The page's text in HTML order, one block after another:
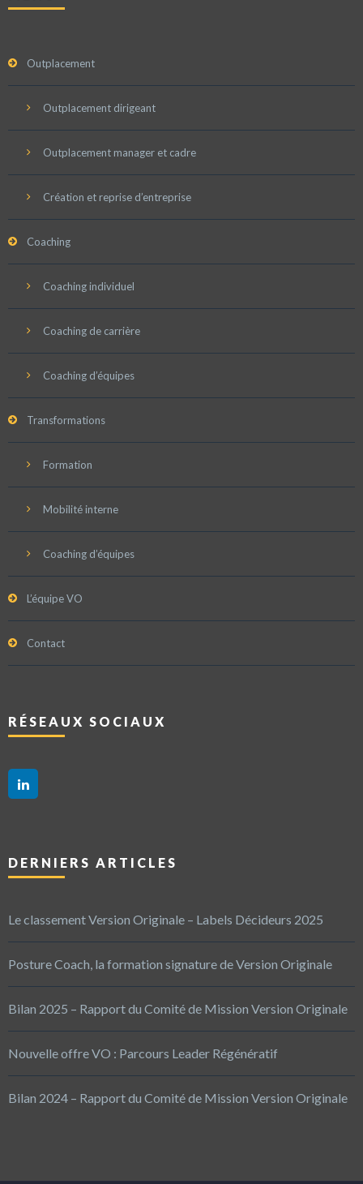
Outplacement
Outplacement dirigeant
Outplacement manager et cadre
Création et reprise d’entreprise
Coaching
Coaching individuel
Coaching de carrière
Coaching d’équipes
Transformations
Formation
Mobilité interne
Coaching d’équipes
L’équipe VO
Contact
RÉSEAUX SOCIAUX
DERNIERS ARTICLES
Le classement Version Originale – Labels Décideurs 2025
Posture Coach, la formation signature de Version Originale
Bilan 2025 – Rapport du Comité de Mission Version Originale
Nouvelle offre VO : Parcours Leader Régénératif
Bilan 2024 – Rapport du Comité de Mission Version Originale